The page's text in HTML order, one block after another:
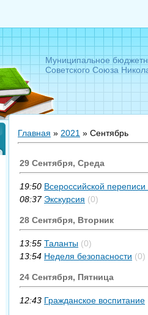
Муниципальное
Советского Союза
Главная » 2021 » Сентябрь
29 Сентября, Среда
19:50 Всероссийской
08:37 Экскурсия (0)
28 Сентября, Вторник
13:55 Таланты (0)
13:54 Неделя безопасности (0)
24 Сентября, Пятница
12:43 Гражданское воспитание